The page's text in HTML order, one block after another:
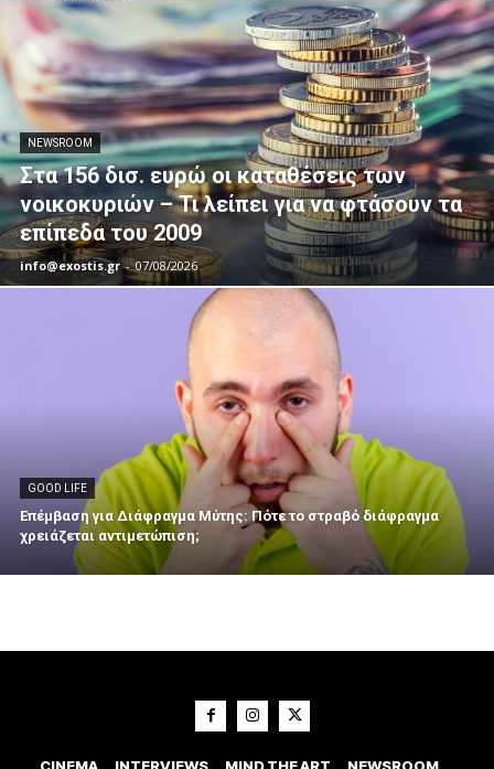
NEWSROOM
Στα 156 δισ. ευρώ οι καταθέσεις των
νοικοκυριών – Τι λείπει για να φτάσουν τα
επίπεδα του 2009
info@exostis.gr - 07/08/2026
GOOD LIFE
Επέμβαση για Διάφραγμα Μύτης: Πότε το στραβό διάφραγμα
χρειάζεται αντιμετώπιση;